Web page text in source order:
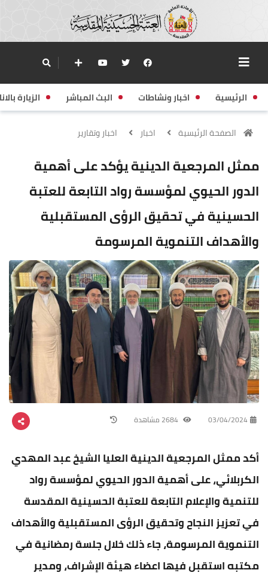
الرئيسية اخبار ونشاطات البث المباشر الزيارة
الصفحة الرئيسية اخبار اخبار وتقارير
ممثل المرجعية الدينية يؤكد على أهمية
الدور الحيوي لمؤسسة رواد التابعة للعتبة
الحسينية في تحقيق الرؤى المستقبلية
والأهداف التنموية المرسومة
03/04/2024
أكد ممثل المرجعية الدينية العليا الشيخ عبد المهدي
الكربلائي، على أهمية الدور الحيوي لمؤسسة رواد
للتنمية والإعلام التابعة للعتبة الحسينية المقدسة
في تعزيز النجاح وتحقيق الرؤى المستقبلية والأهداف
التنموية المرسومة، جاء ذلك خلال جلسة رمضانية في
مكتبه استقبل فيها اعضاء هيئة الإشراف، ومدير